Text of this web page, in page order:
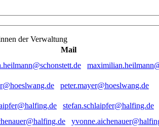
der Verwaltung
Mail
peter.mayer@hoeslwang.de
stefan.schlaipfer@halfing.de